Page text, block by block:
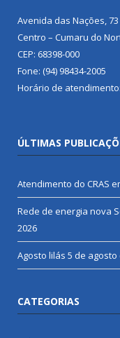
Avenida das Nações, 73
Centro – Cumaru do
CEP: 68398-000
Fone: (94) 98434-2005
Horário de
ÚLTIMAS
Atendimento do CRAS
Rede de energia nova
2026
Agosto lilás 5 de agosto
CATEGORIAS